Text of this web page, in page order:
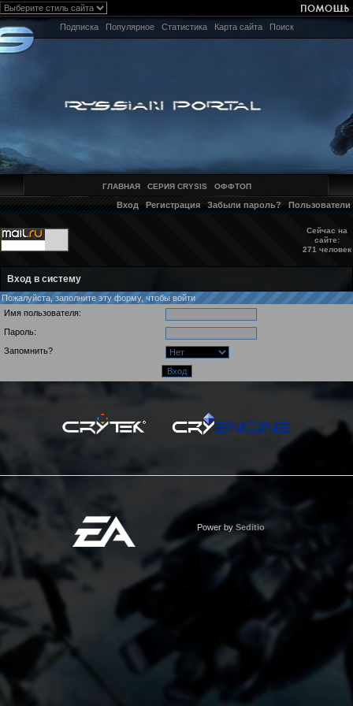
Подписка Популярное Статистика Карта сайта Поиск
ГЛАВНАЯ СЕРИЯ CRYSIS ОФФТОП
Вход Регистрация Забыли пароль? Пользователи
Сейчас на
сайте:
271 человек
Вход в систему
Пожалуйста, заполните эту форму, чтобы войти
Имя пользователя:
Пароль:
Запомнить?
Power by Seditio